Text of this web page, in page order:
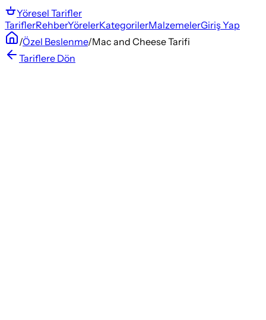
Yöresel Tarifler
TariflerRehberYörelerKategorilerMalzemelerGiriş Yap
/Özel Beslenme/Mac and Cheese Tarifi
Tariflere Dön